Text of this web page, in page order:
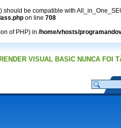
be compatible with
on line 708
of PHP) in /home/vhosts/
VISUAL BASIC NUNCA FOI